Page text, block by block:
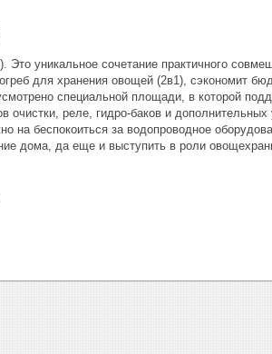
Это уникальное сочетание практичного
для хранения овощей (2в1), сэкономит
специальной площади, в которой
очистки, реле, гидро-баков и
на беспокоиться за водопроводное
дома, да еще и выступить в роли